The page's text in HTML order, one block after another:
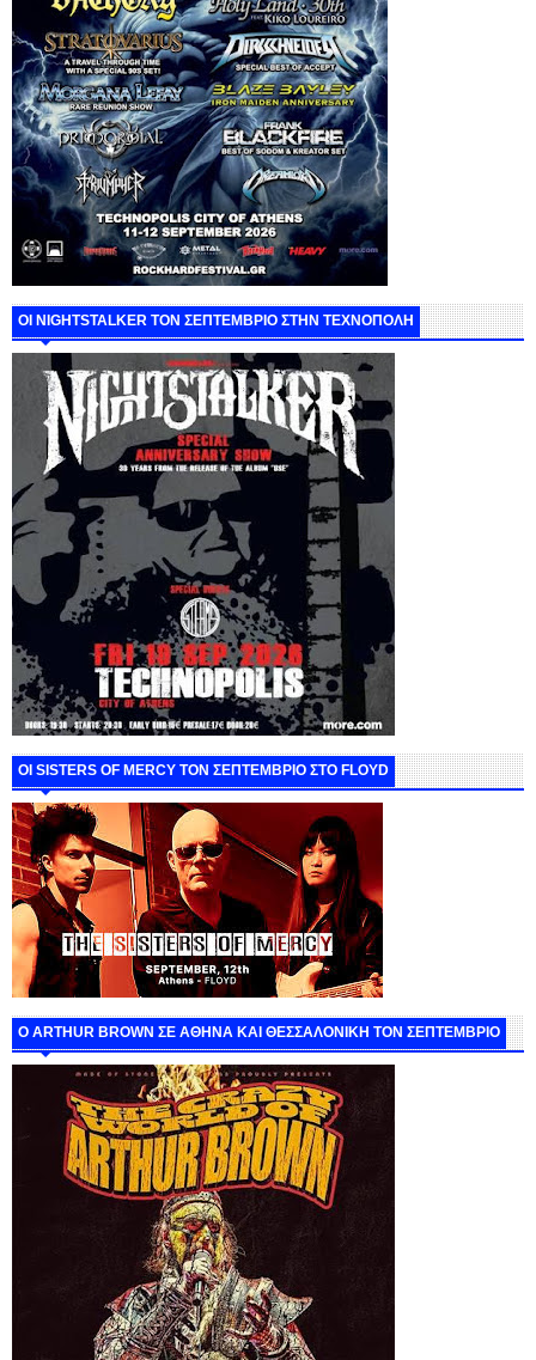
ΟΙ NIGHTSTALKER ΤΟΝ ΣΕΠΤΕΜΒΡΙΟ ΣΤΗΝ ΤΕΧΝΟΠΟΛΗ
ΟΙ SISTERS OF MERCY ΤΟΝ ΣΕΠΤΕΜΒΡΙΟ ΣΤΟ FLOYD
O ARTHUR BROWN ΣΕ ΑΘΗΝΑ ΚΑΙ ΘΕΣΣΑΛΟΝΙΚΗ ΤΟΝ ΣΕΠΤΕΜΒΡΙΟ